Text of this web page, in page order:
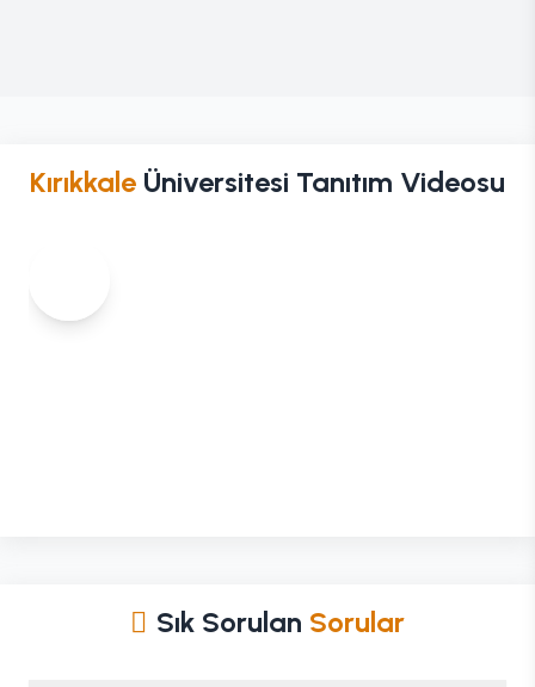
Kırıkkale Üniversitesi Tanıtım Videosu
Sık Sorulan Sorular